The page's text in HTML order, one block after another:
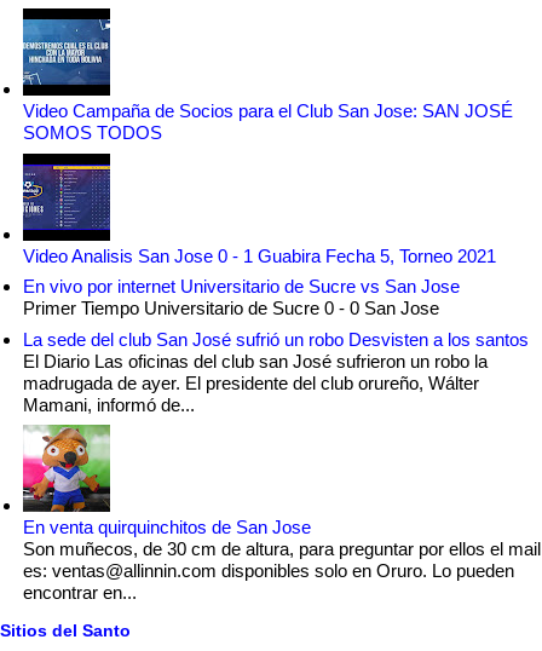
Video Campaña de Socios para el Club San Jose: SAN JOSÉ
SOMOS TODOS
Video Analisis San Jose 0 - 1 Guabira Fecha 5, Torneo 2021
En vivo por internet Universitario de Sucre vs San Jose
Primer Tiempo Universitario de Sucre 0 - 0 San Jose
La sede del club San José sufrió un robo Desvisten a los santos
El Diario Las oficinas del club san José sufrieron un robo la
madrugada de ayer. El presidente del club orureño, Wálter
Mamani, informó de...
En venta quirquinchitos de San Jose
Son muñecos, de 30 cm de altura, para preguntar por ellos el mail
es: ventas@allinnin.com disponibles solo en Oruro. Lo pueden
encontrar en...
Sitios del Santo